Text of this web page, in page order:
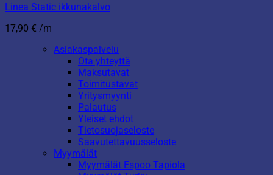
Linea Static ikkunakalvo
17,90 € /m
Asiakaspalvelu
Ota yhteyttä
Maksutavat
Toimitustavat
Yritysmyynti
Palautus
Yleiset ehdot
Tietosuojaseloste
Saavutettavuusseloste
Myymälät
Myymälät Espoo Tapiola